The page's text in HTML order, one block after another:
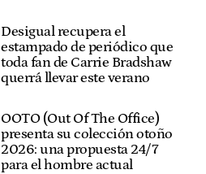
Desigual recupera el
estampado de periódico que
toda fan de Carrie Bradshaw
querrá llevar este verano
OOTO (Out Of The Office)
presenta su colección otoño
2026: una propuesta 24/7
para el hombre actual